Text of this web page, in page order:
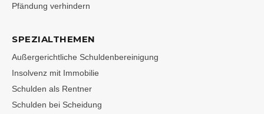
Pfändung verhindern
SPEZIALTHEMEN
Außergerichtliche Schuldenbereinigung
Insolvenz mit Immobilie
Schulden als Rentner
Schulden bei Scheidung